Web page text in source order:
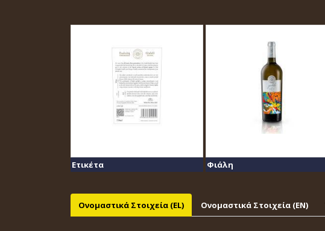
Ετικέτα Φιάλη
Ονομαστικά Στοιχεία (EL) Ονομαστικά Στοιχεία (EΝ)